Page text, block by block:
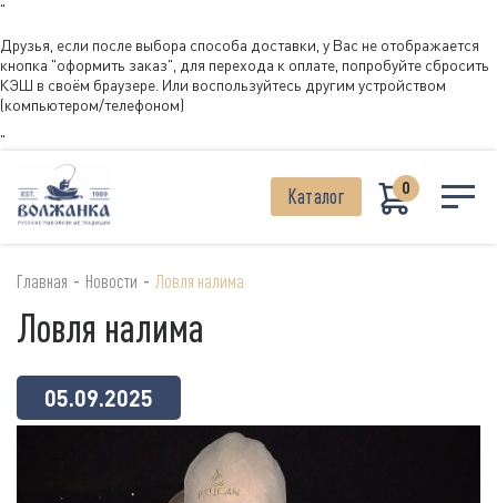
"
Друзья, если после выбора способа доставки, у Вас не отображается
кнопка "оформить заказ", для перехода к оплате, попробуйте сбросить
КЭШ в своём браузере. Или воспользуйтесь другим устройством
(компьютером/телефоном)
"
Каталог 0
Главная - Новости - Ловля налима
Ловля налима
05.09.2025